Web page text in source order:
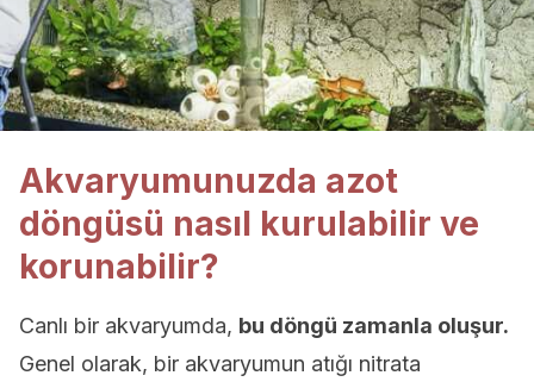
Akvaryumunuzda azot
döngüsü nasıl kurulabilir ve
korunabilir?
Canlı bir akvaryumda, bu döngü zamanla oluşur.
Genel olarak, bir akvaryumun atığı nitrata